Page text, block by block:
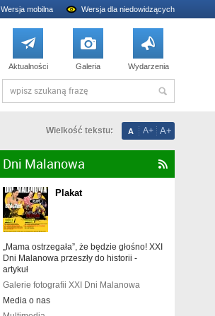
Wersja mobilna Wersja dla niedowidzących

Aktualności

Galeria

Wydarzenia
Wielkość tekstu: A A+ A+

Dni Malanowa
Plakat
„Mama ostrzegała”, że będzie głośno! XXI
Dni Malanowa przeszły do historii -
artykuł
Galerie fotografii XXI Dni Malanowa
Media o nas